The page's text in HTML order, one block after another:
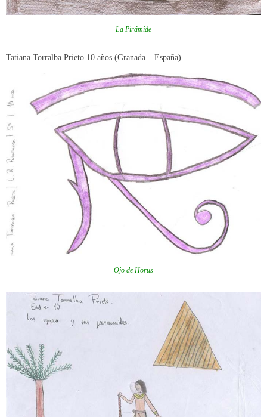
La Pirámide
Tatiana Torralba Prieto 10 años (Granada – España)
Ojo de Horus